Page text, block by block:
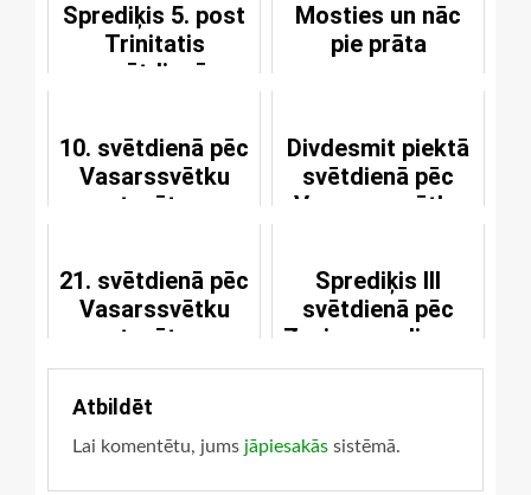
Sprediķis 5. post
Trinitatis
svētdienā
Mosties un nāc
pie prāta
10. svētdienā pēc
Vasarssvētku
atsvētes
Divdesmit piektā
svētdienā pēc
Vasaras svētku
21. svētdienā pēc
Vasarssvētku
atsvētes
Sprediķis III
svētdienā pēc
Zvaigznes dienas
Atbildēt
Lai komentētu, jums jāpiesakās sistēmā.